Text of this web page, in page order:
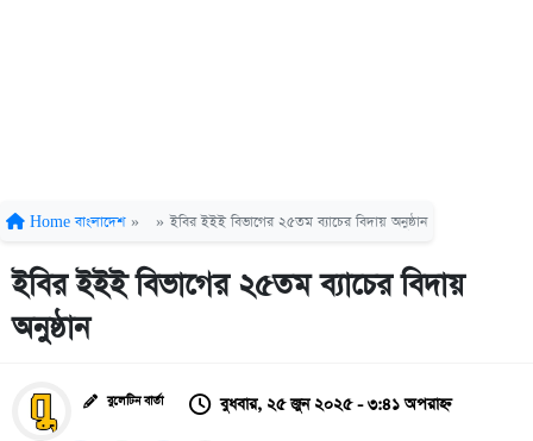
Home বাংলাদেশ » » ইবির ইইই বিভাগের ২৫তম ব্যাচের বিদায় অনুষ্ঠান
ইবির ইইই বিভাগের ২৫তম ব্যাচের বিদায়
অনুষ্ঠান
বুলেটিন বার্তা বুধবার, ২৫ জুন ২০২৫ - ৩:৪১ অপরাহ্ন